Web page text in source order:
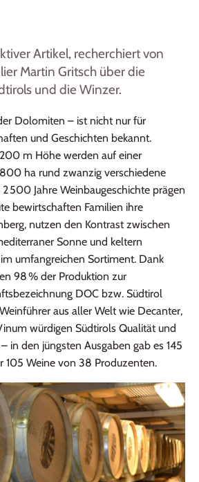
Artikel, recherchiert von
Martin Gritsch über die
und die Winzer.
Dolomiten – ist nicht nur für
und Geschichten bekannt.
m Höhe werden auf einer
ha rund zwanzig verschiedene
500 Jahre Weinbaugeschichte prägen
bewirtschaften Familien ihre
nutzen den Kontrast zwischen
Sonne und keltern
umfangreichen Sortiment. Dank
98 % der Produktion zur
DOC bzw. Südtirol
aus aller Welt wie Decanter,
würdigen Südtirols Qualität und
in den jüngsten Ausgaben gab es 145
105 Weine von 38 Produzenten.